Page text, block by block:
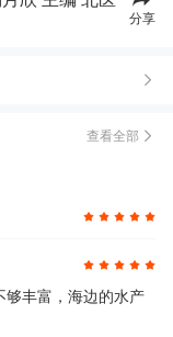
分享
查看全部
够丰富，海边的水产